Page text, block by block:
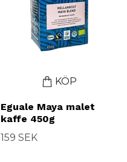
KÖP
Eguale Maya malet
kaffe 450g
159 SEK